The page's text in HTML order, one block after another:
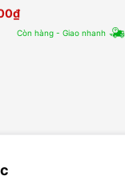
₫
Còn hàng - Giao nhanh